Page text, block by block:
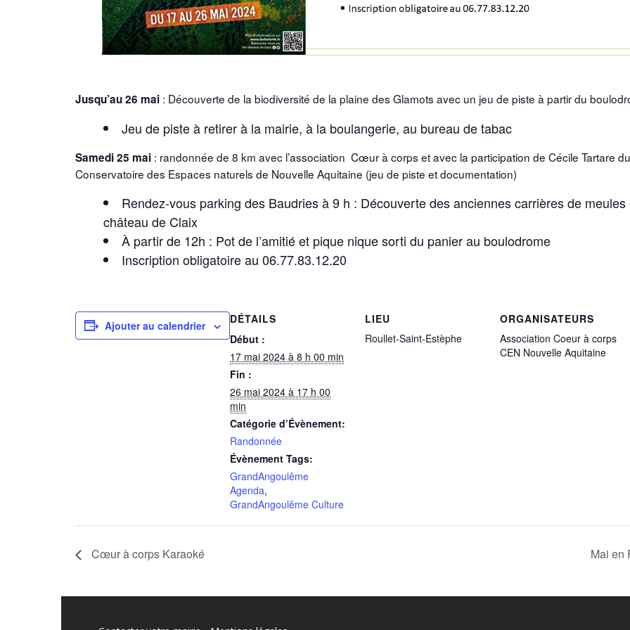
Jusqu’au 26 mai : Découverte de la biodiversité de la plaine des Glamots avec un jeu de piste à partir du
Jeu de piste à retirer à la mairie, à la boulangerie, au bureau de tabac
Samedi 25 mai : randonnée de 8 km avec l’association Cœur à corps et avec la participation de Cécile Tartare du
Conservatoire des Espaces naturels de Nouvelle Aquitaine (jeu de piste et documentation)
Rendez-vous parking des Baudries à 9 h : Découverte des anciennes carrières de meules
château de Claix
À partir de 12h : Pot de l’amitié et pique nique sorti du panier au boulodrome
Inscription obligatoire au 06.77.83.12.20
Ajouter au calendrier
DÉTAILS
Début :
17 mai 2024 à 8 h 00 min
Fin :
26 mai 2024 à 17 h 00
min
Catégorie d’Évènement:
Randonnée
Évènement Tags:
GrandAngoulême
Agenda,
GrandAngoulême Culture
LIEU
Roullet-Saint-Estèphe
ORGANISATEURS
Association Coeur à corps
CEN Nouvelle Aquitaine
Cœur à corps Karaoké Mai en